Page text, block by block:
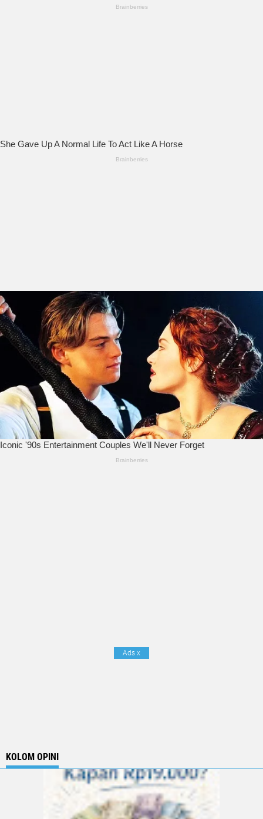
KOLOM OPINI
Ads x